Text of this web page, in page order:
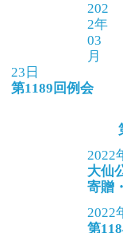
202
2年
03
月
23日
第1189回例会
2022
大仙
寄贈
2022
第